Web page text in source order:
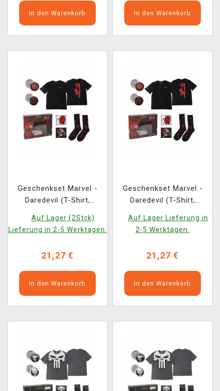
In den Warenkorb In den Warenkorb
Geschenkset Marvel -
Daredevil (T-Shirt,
Socken) (Größe XL)
Auf Lager (2Stck)
Lieferung in 2-5 Werktagen.
21,27 €
In den Warenkorb
Geschenkset Marvel -
Daredevil (T-Shirt,
Socken) (Größe L)
Auf Lager Lieferung in
2-5 Werktagen.
21,27 €
In den Warenkorb